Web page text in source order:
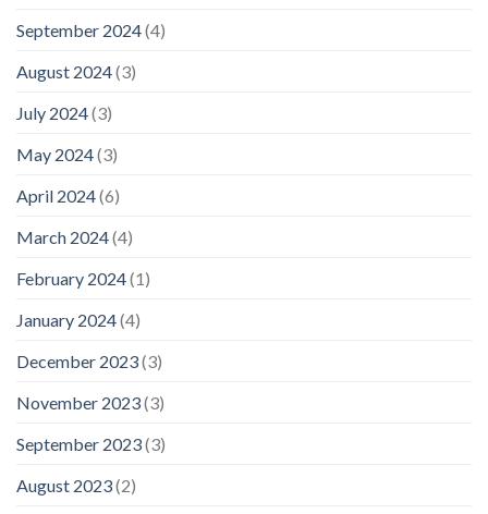
September 2024(4)
August 2024(3)
July 2024(3)
May 2024(3)
April 2024(6)
March 2024(4)
February 2024(1)
January 2024(4)
December 2023(3)
November 2023(3)
September 2023(3)
August 2023(2)